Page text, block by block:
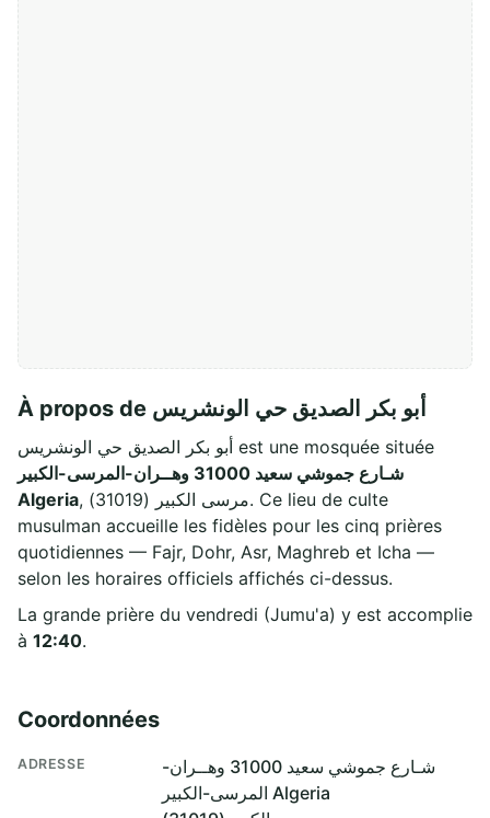
À propos de أبو بكر الصديق حي الونشريس
أبو بكر الصديق حي الونشريس est une mosquée située
شـارع جموشي سعيد 31000 وهــران-المرسى-الكبير
Algeria, مرسى الكبير (31019). Ce lieu de culte
musulman accueille les fidèles pour les cinq prières
quotidiennes — Fajr, Dohr, Asr, Maghreb et Icha —
selon les horaires officiels affichés ci-dessus.
La grande prière du vendredi (Jumu'a) y est accomplie
à 12:40.
Coordonnées
ADRESSE
شـارع جموشي سعيد 31000 وهــران-
المرسى-الكبير Algeria